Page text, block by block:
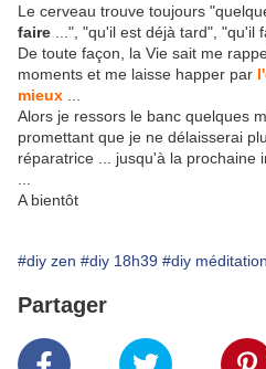
Le cerveau trouve toujours
faire ...", "qu'il est déjà tard", "qu'il
De toute façon, la Vie sait me
moments et me laisse happer par
mieux
Alors je ressors le banc quelques
promettant que je ne délaisserai
réparatrice ... jusqu'à la prochaine
A bientôt
#diy zen #diy 18h39 #diy méditation
Partager